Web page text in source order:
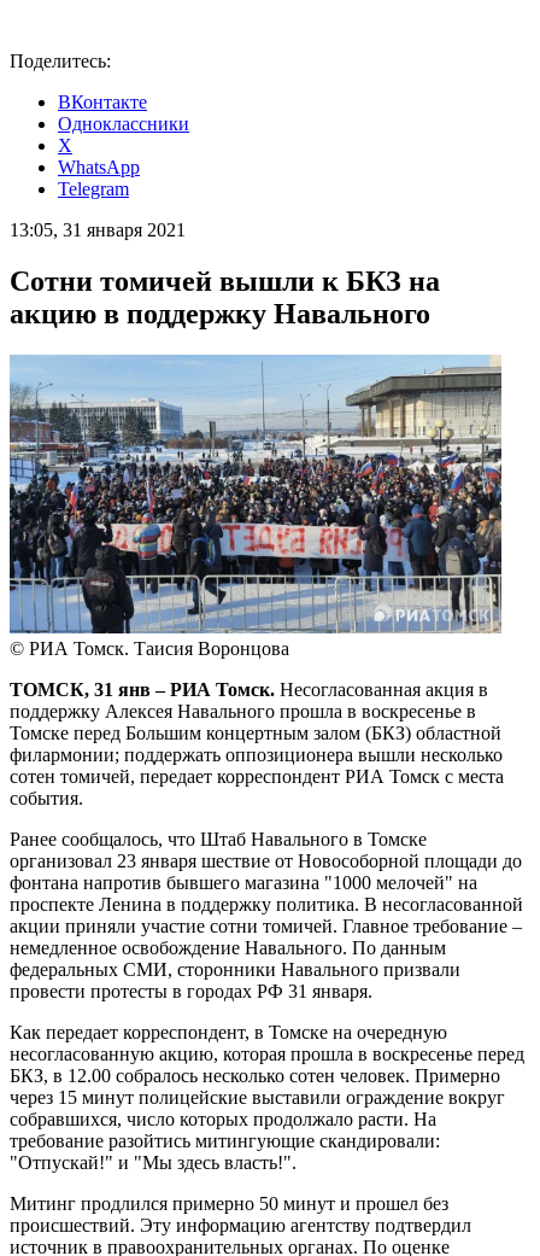
Поделитесь:
ВКонтакте
Одноклассники
X
WhatsApp
Telegram
13:05, 31 января 2021
Сотни томичей вышли к БКЗ на
акцию в поддержку Навального
© РИА Томск. Таисия Воронцова
ТОМСК, 31 янв – РИА Томск. Несогласованная акция в
поддержку Алексея Навального прошла в воскресенье в
Томске перед Большим концертным залом (БКЗ) областной
филармонии; поддержать оппозиционера вышли несколько
сотен томичей, передает корреспондент РИА Томск с места
события.
Ранее сообщалось, что Штаб Навального в Томске
организовал 23 января шествие от Новособорной площади до
фонтана напротив бывшего магазина "1000 мелочей" на
проспекте Ленина в поддержку политика. В несогласованной
акции приняли участие сотни томичей. Главное требование –
немедленное освобождение Навального. По данным
федеральных СМИ, сторонники Навального призвали
провести протесты в городах РФ 31 января.
Как передает корреспондент, в Томске на очередную
несогласованную акцию, которая прошла в воскресенье перед
БКЗ, в 12.00 собралось несколько сотен человек. Примерно
через 15 минут полицейские выставили ограждение вокруг
собравшихся, число которых продолжало расти. На
требование разойтись митингующие скандировали:
"Отпускай!" и "Мы здесь власть!".
Митинг продлился примерно 50 минут и прошел без
происшествий. Эту информацию агентству подтвердил
источник в правоохранительных органах. По оценке